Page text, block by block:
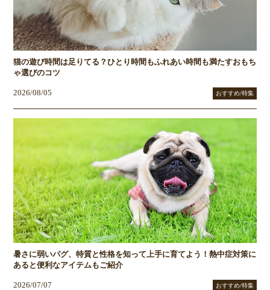
猫の遊び時間は足りてる？ひとり時間もふれあい時間も満たすおもち
ゃ選びのコツ
2026/08/05 おすすめ/特集
暑さに弱いパグ、特質と性格を知って上手に育てよう！熱中症対策に
あると便利なアイテムもご紹介
2026/07/07 おすすめ/特集